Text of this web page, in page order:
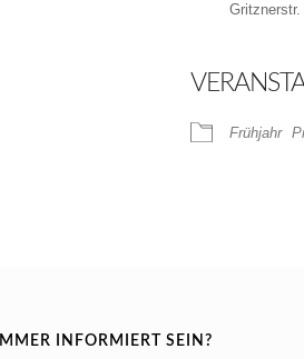
iCalendar
Frühjahr
IMMER INFORMIERT SEIN?